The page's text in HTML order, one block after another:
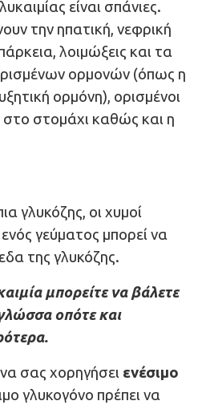
είναι σπάνιες.
την ηπατική, νεφρική
λοιμώξεις και τα
ορμονών (όπως η
ορμόνη), ορισμένοι
στο στομάχι καθώς και η
γλυκόζης, οι χυμοί
γεύματος μπορεί να
της γλυκόζης.
μπορείτε να βάλετε
οπότε και
σας χορηγήσει ενέσιμο
γλυκογόνο πρέπει να